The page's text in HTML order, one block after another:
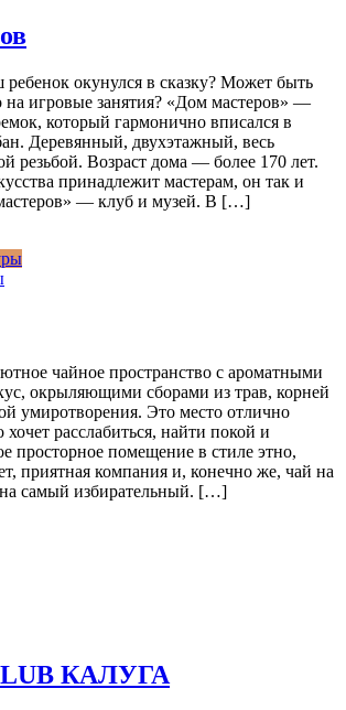
окунулся в сказку? Может быть
на игровые занятия? «Дом мастеров» —
который гармонично вписался в
Деревянный, двухэтажный, весь
резьбой. Возраст дома — более 170 лет.
принадлежит мастерам, он так и
— клуб и музей. В […]
чайное пространство с ароматными
окрыляющими сборами из трав, корней
умиротворения. Это место отлично
хочет расслабиться, найти покой и
просторное помещение в стиле этно,
приятная компания и, конечно же, чай на
самый избирательный. […]
КАЛУГА